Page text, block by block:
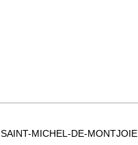
SAINT-MICHEL-DE-MONTJOIE